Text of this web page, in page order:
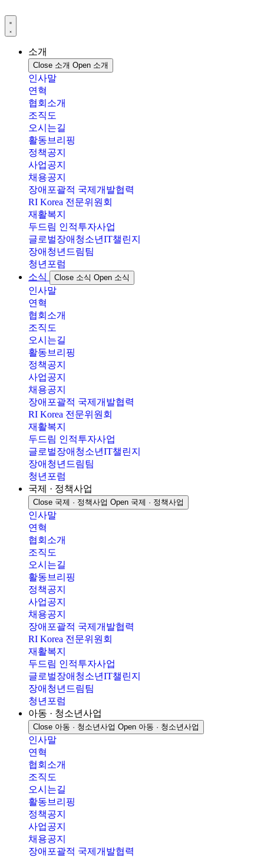
텐
츠
소개
Close 소개 Open 소개
인사말
연혁
협회소개
조직도
오시는길
활동브리핑
정책공지
사업공지
채용공지
장애포괄적 국제개발협력
RI Korea 전문위원회
재활복지
두드림 인적투자사업
글로벌장애청소년IT챌린지
장애청년드림팀
청년포럼
소식
Close 소식 Open 소식
인사말
연혁
협회소개
조직도
오시는길
활동브리핑
정책공지
사업공지
채용공지
장애포괄적 국제개발협력
RI Korea 전문위원회
재활복지
두드림 인적투자사업
글로벌장애청소년IT챌린지
장애청년드림팀
청년포럼
국제 · 정책사업
Close 국제 · 정책사업 Open 국제 · 정책사업
인사말
연혁
협회소개
조직도
오시는길
활동브리핑
정책공지
사업공지
채용공지
장애포괄적 국제개발협력
RI Korea 전문위원회
재활복지
두드림 인적투자사업
글로벌장애청소년IT챌린지
장애청년드림팀
청년포럼
아동 · 청소년사업
Close 아동 · 청소년사업 Open 아동 · 청소년사업
인사말
연혁
협회소개
조직도
오시는길
활동브리핑
정책공지
사업공지
채용공지
장애포괄적 국제개발협력